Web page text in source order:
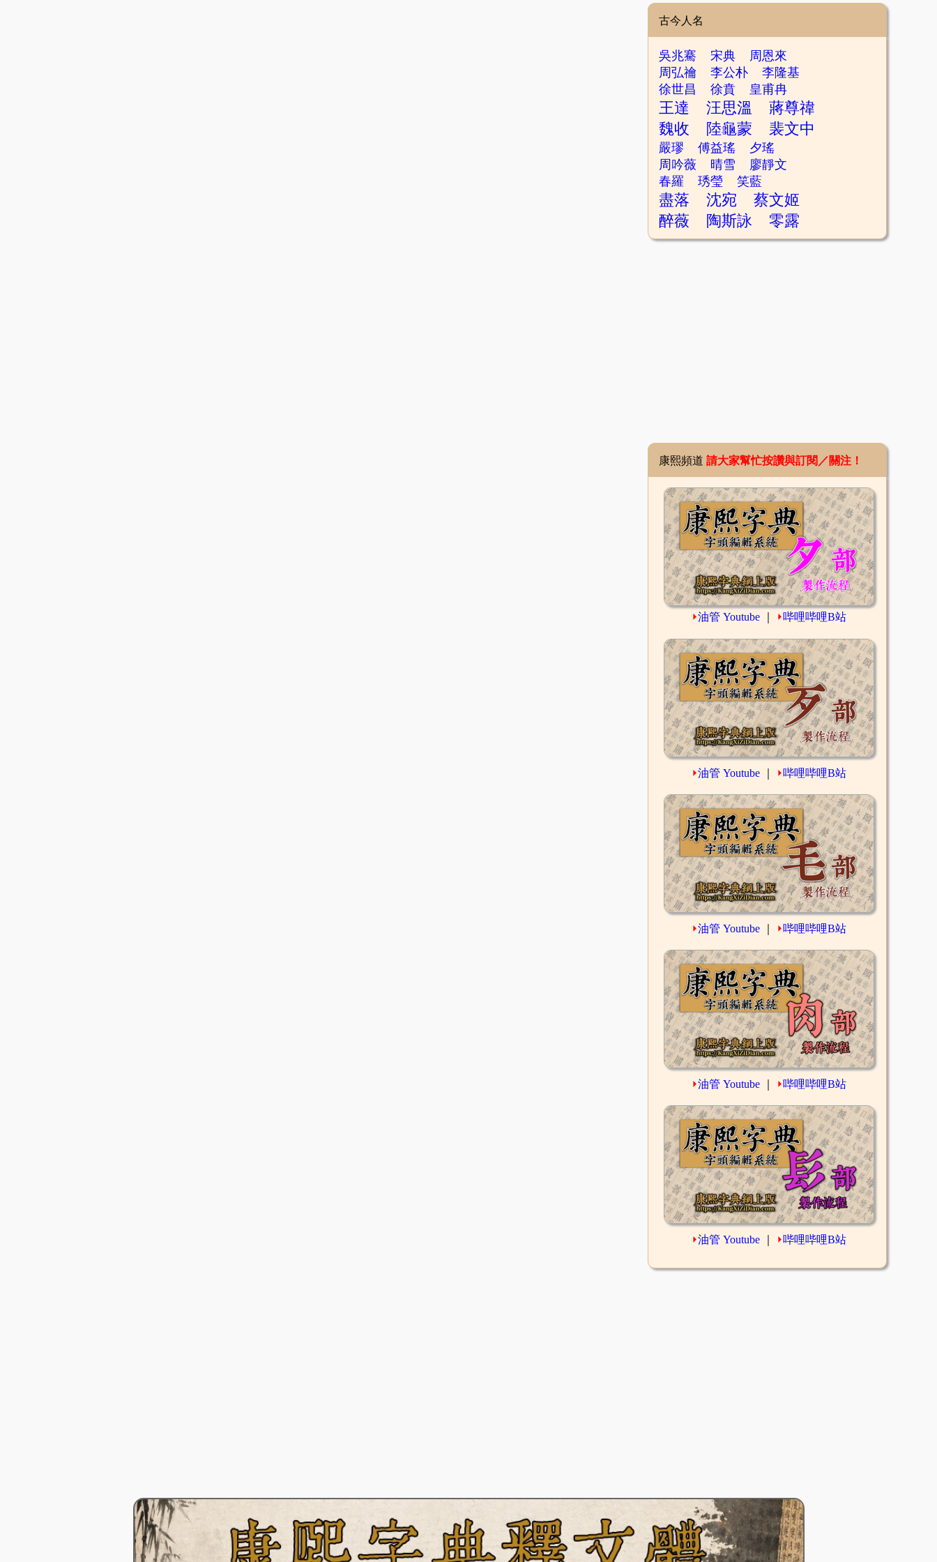
古今人名
吳兆騫 宋典
周恩來
周弘禴
李公朴
李隆基
徐世昌
徐賁 皇甫冉
王達 汪思溫
蔣尊禕
魏收
陸龜蒙 裴文中
嚴璆 傅益瑤
夕瑤
周吟薇
晴雪
廖靜文
春羅
琇瑩 笑藍
盡落 沈宛
蔡文姬
醉薇
陶斯詠 零露
康熙頻道 請大家幫忙按讚與訂閱／關注！
⏵油管 Youtube ⏵哔哩哔哩B站
⏵油管 Youtube ⏵哔哩哔哩B站
⏵油管 Youtube ⏵哔哩哔哩B站
⏵油管 Youtube ⏵哔哩哔哩B站
⏵油管 Youtube ⏵哔哩哔哩B站